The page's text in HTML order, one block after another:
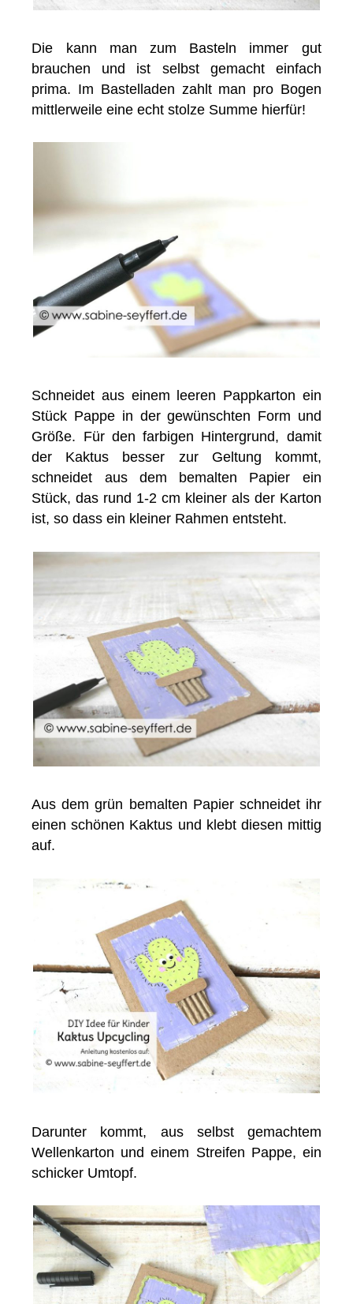
Die kann man zum Basteln immer gut
brauchen und ist selbst gemacht einfach
prima. Im Bastelladen zahlt man pro Bogen
mittlerweile eine echt stolze Summe hierfür!
Schneidet aus einem leeren Pappkarton ein
Stück Pappe in der gewünschten Form und
Größe. Für den farbigen Hintergrund, damit
der Kaktus besser zur Geltung kommt,
schneidet aus dem bemalten Papier ein
Stück, das rund 1-2 cm kleiner als der Karton
ist, so dass ein kleiner Rahmen entsteht.
Aus dem grün bemalten Papier schneidet ihr
einen schönen Kaktus und klebt diesen mittig
auf.
Darunter kommt, aus selbst gemachtem
Wellenkarton und einem Streifen Pappe, ein
schicker Umtopf.